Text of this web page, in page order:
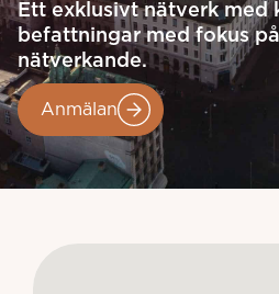
Ett exklusivt nätverk med
befattningar med fokus
nätverkande.
Anmälan